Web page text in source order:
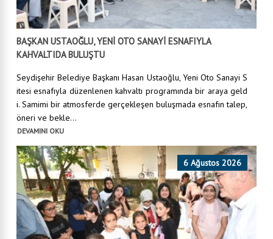
BAŞKAN USTAOĞLU, YENİ OTO SANAYİ ESNAFIYLA
KAHVALTIDA BULUŞTU
Seydişehir Belediye Başkanı Hasan Ustaoğlu, Yeni Oto Sanayi S
itesi esnafıyla düzenlenen kahvaltı programında bir araya geld
i. Samimi bir atmosferde gerçekleşen buluşmada esnafın talep,
öneri ve bekle...
DEVAMINI OKU
6 Ağustos 2026